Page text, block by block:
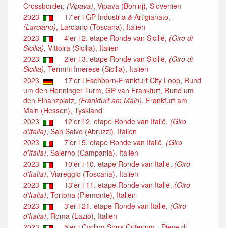
Crossborder, (Vipava), Vipava (Bohinj), Slovenien
2023
17'er i GP Industria & Artigianato,
(Larciano), Larciano (Toscana), Italien
2023
4'er i 2. etape Ronde van Sicilië, (Giro di
Sicilia), Vittoira (Sicilia), Italien
2023
2'er i 3. etape Ronde van Sicilië, (Giro di
Sicilia), Termini Imerese (Sicilia), Italien
2023
17'er i Eschborn-Frankfurt City Loop, Rund
um den Henninger Turm, GP van Frankfurt, Rund um
den Finanzplatz, (Frankfurt am Main), Frankfurt am
Main (Hessen), Tyskland
2023
12'er i 2. etape Ronde van Italië, (Giro
d'Italia), San Salvo (Abruzzi), Italien
2023
7'er i 5. etape Ronde van Italië, (Giro
d'Italia), Salerno (Campania), Italien
2023
10'er i 10. etape Ronde van Italië, (Giro
d'Italia), Viareggio (Toscana), Italien
2023
13'er i 11. etape Ronde van Italië, (Giro
d'Italia), Tortona (Piemonte), Italien
2023
3'er i 21. etape Ronde van Italië, (Giro
d'Italia), Roma (Lazio), Italien